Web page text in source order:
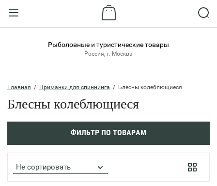
ВХОД В КАБИНЕТ
Пароль:
Забыли пароль?
Рыболовные и туристические товары
Россия, г. Москва
Главная
  /
Приманки для спиннинга
  /  Блесны колеблющиеся
Блесны колеблющиеся
ФИЛЬТР ПО ТОВАРАМ
Не сортировать